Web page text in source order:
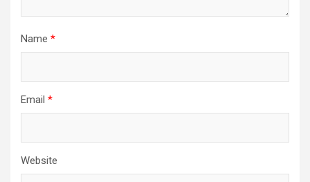
Name *
Email *
Website